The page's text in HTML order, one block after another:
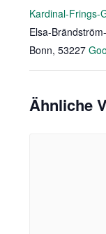
Kardinal-Frings-
Elsa-
Bonn, 53227
Ähnliche